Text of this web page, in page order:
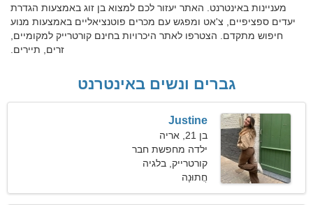
מעניינות באינטרנט. האתר יעזור לכם למצוא בן זוג באמצעות הגדרת
יעדים ספציפיים, צ'אט ומפגש עם מכרים פוטנציאליים באמצעות מנוע
חיפוש מתקדם. הצטרפו לאתר היכרויות בחינם קורטרייק למקומיים,
זרים, תיירים.
גברים ונשים באינטרנט
Justine
בן 21, אריה
ילדה מחפשת חבר
קורטרייק, בלגיה
חֲתוּנָה